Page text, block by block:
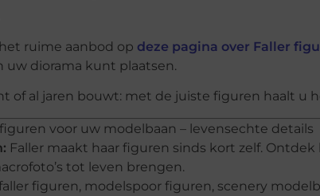
ruime aanbod op deze pagina over Faller
uw diorama kunt plaatsen.
of al jaren bouwt: met de juiste figuren haalt u
voor uw modelbaan – levensechte details
Faller maakt haar figuren sinds kort zelf.
tot leven brengen.
faller figuren, modelspoor figuren, scenery